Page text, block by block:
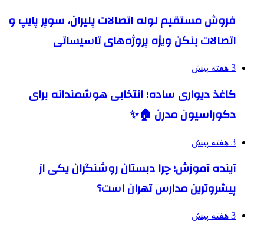
فروش مستقیم لوله اتصالات پلیران، سوپر پایپ و
اتصالات بنکن ویژه پروژه‌های تاسیساتی
3 هفته پیش
کاغذ دیواری ساده؛ انتخابی هوشمندانه برای
دکوراسیون مدرن 🏠✨
3 هفته پیش
آینده آموزش؛ چرا دبستان روشنگران یکی از
پیشروترین مدارس تهران است؟
3 هفته پیش